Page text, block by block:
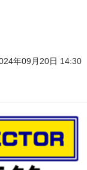
年09月20日 14:30